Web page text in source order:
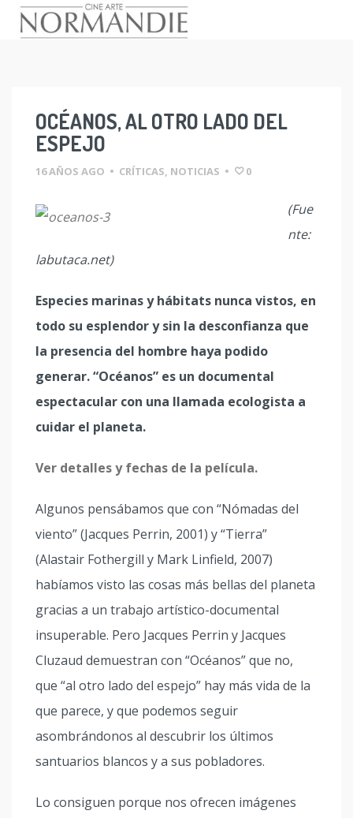
OCÉANOS, AL OTRO LADO DEL
ESPEJO
16 AÑOS AGO • CRÍTICAS, NOTICIAS • 0
(Fue
nte:
labutaca.net)
Especies marinas y hábitats nunca vistos, en
todo su esplendor y sin la desconfianza que
la presencia del hombre haya podido
generar. “Océanos” es un documental
espectacular con una llamada ecologista a
cuidar el planeta.
Ver detalles y fechas de la película.
Algunos pensábamos que con “Nómadas del
viento” (Jacques Perrin, 2001) y “Tierra”
(Alastair Fothergill y Mark Linfield, 2007)
habíamos visto las cosas más bellas del planeta
gracias a un trabajo artístico-documental
insuperable. Pero Jacques Perrin y Jacques
Cluzaud demuestran con “Océanos” que no,
que “al otro lado del espejo” hay más vida de la
que parece, y que podemos seguir
asombrándonos al descubrir los últimos
santuarios blancos y a sus pobladores.
Lo consiguen porque nos ofrecen imágenes